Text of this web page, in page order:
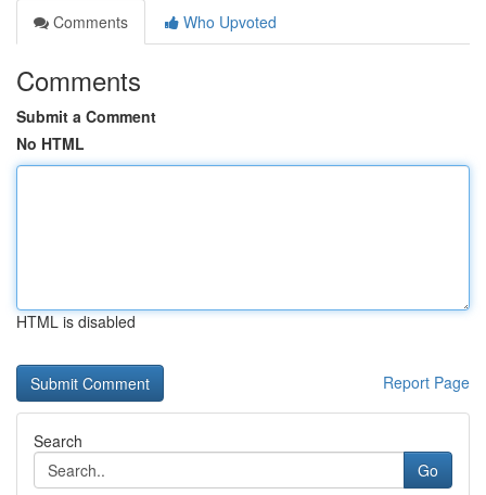
Comments
Who Upvoted
Comments
Submit a Comment
No HTML
HTML is disabled
Report Page
Search
Go